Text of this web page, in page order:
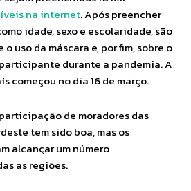
na internet. Após preencher
idade, sexo e escolaridade, são
uso da máscara e, por fim, sobre o
durante a pandemia. A
começou no dia 16 de março.
de moradores das
tem sido boa, mas os
alcançar um número
as regiões.